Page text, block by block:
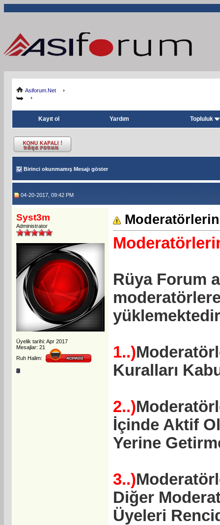
Asiforum.Net
Kayıt ol Yardım Topluluk
Birinci okunmamış Mesajı göster
04-20-2017, 09:42 PM
Syst3m
Administrator
Üyelik tarihi: Apr 2017
Mesajlar: 21
Ruh Halim:
Rüya Forum
1..)
Kuralları
2..)
İçinde Aktif
Yerine
3..)
Diğer
Üyeleri